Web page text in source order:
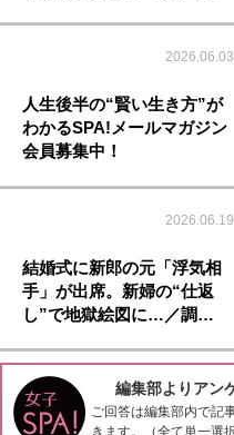
2026.06.03
人生後半の“賢い生き方”が
わかるSPA!メールマガジン
会員募集中！
2026.06.19
結婚式に新郎の元「浮気相
手」が出席。新婦の“仕返
し”で地獄絵図に…／調…